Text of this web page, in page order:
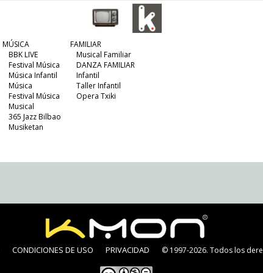
MÚSICA
BBK LIVE
Festival Música
Música Infantil
Música
Festival Música
Musical
365 Jazz Bilbao
Musiketan
FAMILIAR
Musical Familiar
DANZA FAMILIAR
Infantil
Taller Infantil
Opera Txiki
CONDICIONES DE USO PRIVACIDAD © 1997-2026. Todos los